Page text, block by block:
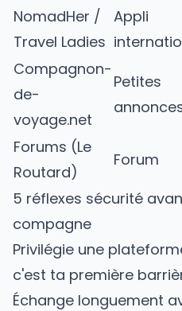
NomadHer /
Travel Ladies
Appli
Compagnon-
de-
voyage.net
Petites
Forums (Le
Routard)
Forum
5 réflexes sécurité
compagne
Privilégie une
c'est ta première
Échange longuement